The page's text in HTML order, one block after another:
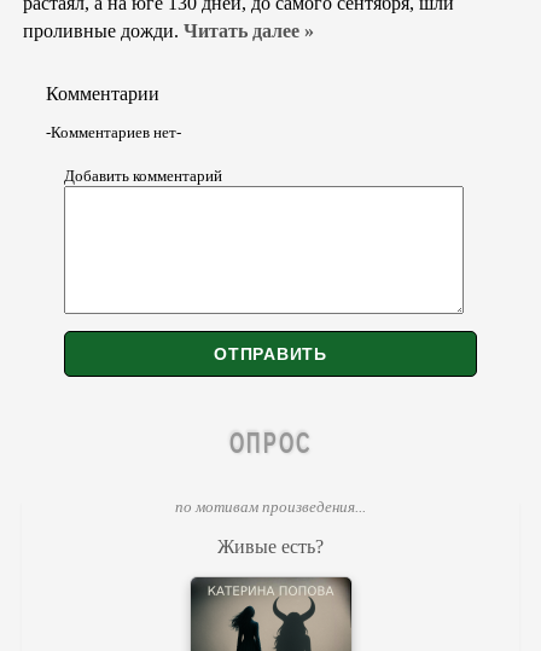
проливные дожди. Читать далее »
Комментарии
-Комментариев нет-
Добавить комментарий
ОПРОС
по мотивам произведения...
Живые есть?